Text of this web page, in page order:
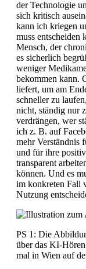
der Technologie
sich kritisch
kann ich kriegen
muss entscheiden
Mensch, der
es sicherlich
weniger
bekommen kann.
liefert, um am
schneller zu
nicht, ständig nur
verdrängen, wer
ich z. B. auf
mehr Verständnis
und für ihre
transparent
können. Und es
im konkreten Fall
Nutzung
PS 1: Die
über das KI-
mal in Wien auf